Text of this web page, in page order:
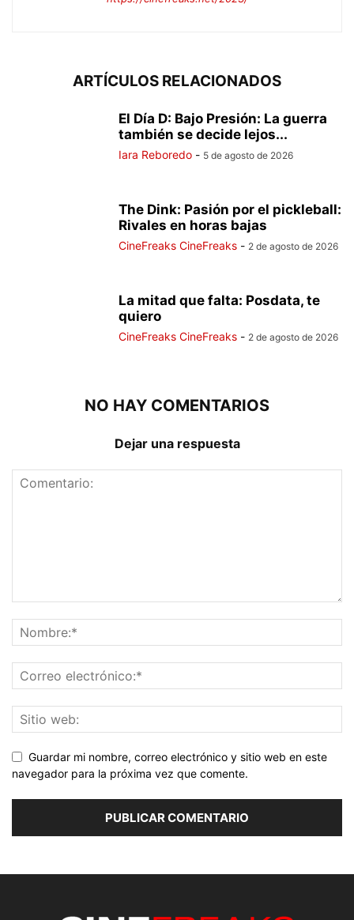
ARTÍCULOS RELACIONADOS
El Día D: Bajo Presión: La guerra
también se decide lejos...
Iara Reboredo - 5 de agosto de 2026
The Dink: Pasión por el pickleball:
Rivales en horas bajas
CineFreaks CineFreaks - 2 de agosto de 2026
La mitad que falta: Posdata, te
quiero
CineFreaks CineFreaks - 2 de agosto de 2026
NO HAY COMENTARIOS
Dejar una respuesta
Guardar mi nombre, correo electrónico y sitio web en este
navegador para la próxima vez que comente.